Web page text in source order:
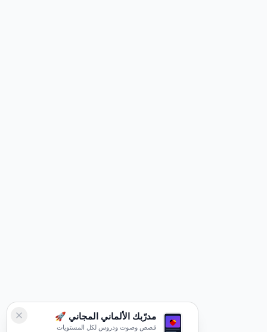
مدرّبك الألماني المجاني 🚀
قصص وصوت ودروس لكل المستويات